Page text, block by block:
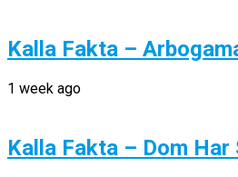
Kalla Fakta –
1 week ago
Kalla Fakta – Dom